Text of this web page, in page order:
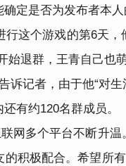
定是否为发布者本人
行这个游戏的第6天
始退群，王青自己也
诉记者，由于他“对
有约120名群成员。
联网多个平台不断升
的积极配合。希望所